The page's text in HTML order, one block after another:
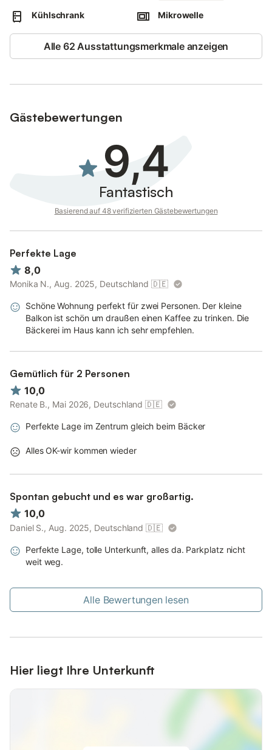
Kühlschrank Mikrowelle
Alle 62 Ausstattungsmerkmale anzeigen
Gästebewertungen
9,4
Fantastisch
Basierend auf 48 verifizierten Gästebewertungen
Perfekte Lage
8,0
Monika N., Aug. 2025, Deutschland 🇩🇪
Schöne Wohnung perfekt für zwei Personen. Der kleine
Balkon ist schön um draußen einen Kaffee zu trinken. Die
Bäckerei im Haus kann ich sehr empfehlen.
Gemütlich für 2 Personen
10,0
Renate B., Mai 2026, Deutschland 🇩🇪
Perfekte Lage im Zentrum gleich beim Bäcker
Alles OK-wir kommen wieder
Spontan gebucht und es war großartig.
10,0
Daniel S., Aug. 2025, Deutschland 🇩🇪
Perfekte Lage, tolle Unterkunft, alles da. Parkplatz nicht
weit weg.
Alle Bewertungen lesen
Hier liegt Ihre Unterkunft